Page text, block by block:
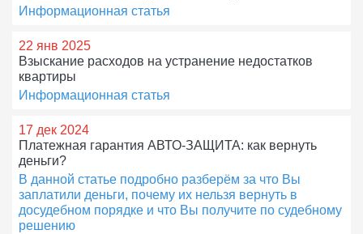
Информационная статья
22 янв 2025
Взыскание расходов на устранение недостатков
квартиры
Информационная статья
17 дек 2024
Платежная гарантия АВТО-ЗАЩИТА: как вернуть
деньги?
В данной статье подробно разберём за что Вы
заплатили деньги, почему их нельзя вернуть в
досудебном порядке и что Вы получите по судебному
решению